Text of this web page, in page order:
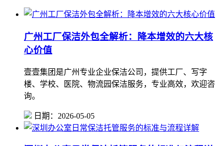
广州工厂保洁外包全解析：降本增效的六大核
心价值
壹壹集团是广州专业企业保洁公司，提供工厂、写字
楼、学校、医院、物流园保洁服务，专业高效，欢迎咨
询。
日期：2026-05-05